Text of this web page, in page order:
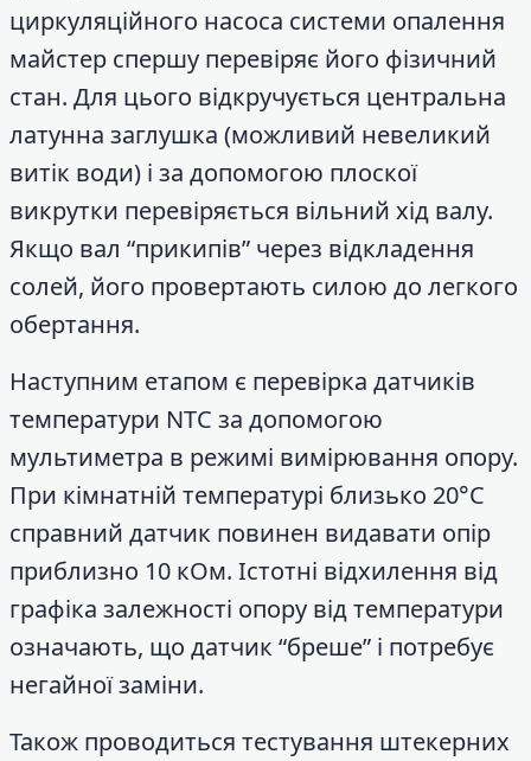
циркуляційного насоса системи опалення
майстер спершу перевіряє його фізичний
стан. Для цього відкручується центральна
латунна заглушка (можливий невеликий
витік води) і за допомогою плоскої
викрутки перевіряється вільний хід валу.
Якщо вал “прикипів” через відкладення
солей, його провертають силою до легкого
обертання.
Наступним етапом є перевірка датчиків
температури NTC за допомогою
мультиметра в режимі вимірювання опору.
При кімнатній температурі близько 20°C
справний датчик повинен видавати опір
приблизно 10 кОм. Істотні відхилення від
графіка залежності опору від температури
означають, що датчик “бреше” і потребує
негайної заміни.
Також проводиться тестування штекерних